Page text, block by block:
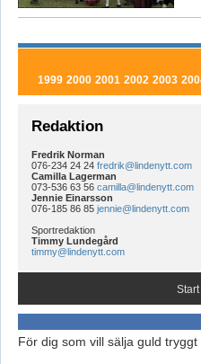
1999 2000 2001 2002 2003
Redaktion
Fredrik Norman
076-234 24 24 fredrik@lindenytt.com
Camilla Lagerman
073-536 63 56 camilla@lindenytt.com
Jennie Einarsson
076-185 86 85 jennie@lindenytt.com
Sportredaktion
Timmy Lundegård
timmy@lindenytt.com
Start
För dig som vill sälja guld tryggt